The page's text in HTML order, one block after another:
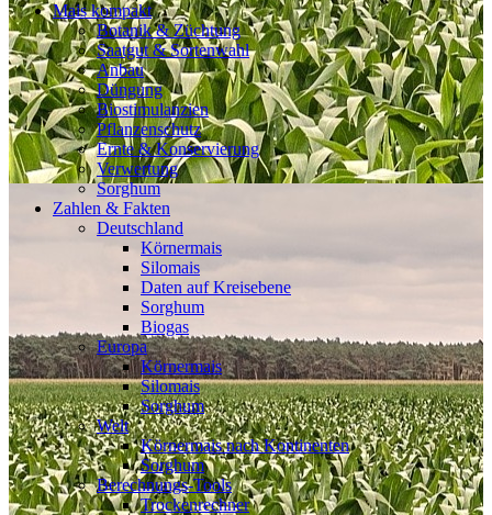
Mais kompakt
Botanik & Züchtung
Saatgut & Sortenwahl
Anbau
Düngung
Biostimulanzien
Pflanzenschutz
Ernte & Konservierung
Verwertung
Sorghum
Zahlen & Fakten
Deutschland
Körnermais
Silomais
Daten auf Kreisebene
Sorghum
Biogas
Europa
Körnermais
Silomais
Sorghum
Welt
Körnermais nach Kontinenten
Sorghum
Berechnungs-Tools
Trockenrechner